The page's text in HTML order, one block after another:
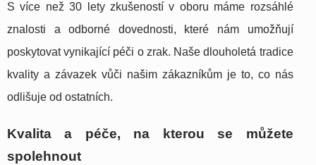
S více než 30 lety zkušeností v oboru máme rozsáhlé
znalosti a odborné dovednosti, které nám umožňují
poskytovat vynikající péči o zrak. Naše dlouholetá tradice
kvality a závazek vůči našim zákazníkům je to, co nás
odlišuje od ostatních.
Kvalita a péče, na kterou se můžete
spolehnout